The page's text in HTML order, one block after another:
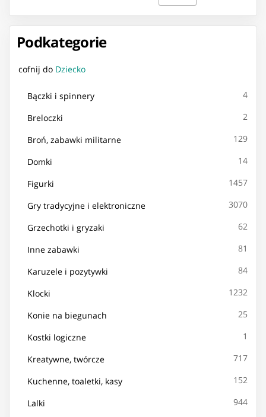
Podkategorie
cofnij do Dziecko
Bączki i spinnery 4
Breloczki 2
Broń, zabawki militarne 129
Domki 14
Figurki 1457
Gry tradycyjne i elektroniczne 3070
Grzechotki i gryzaki 62
Inne zabawki 81
Karuzele i pozytywki 84
Klocki 1232
Konie na biegunach 25
Kostki logiczne 1
Kreatywne, twórcze 717
Kuchenne, toaletki, kasy 152
Lalki 944